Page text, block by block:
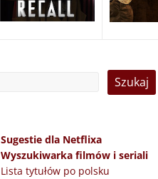
Sugestie dla Netflixa
Wyszukiwarka filmów i seriali
Lista tytułów po polsku